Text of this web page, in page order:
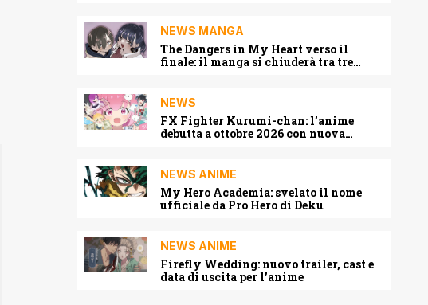
NEWS MANGA
The Dangers in My Heart verso il
finale: il manga si chiuderà tra tre
NEWS
FX Fighter Kurumi-chan: l’anime
debutta a ottobre 2026 con nuova
NEWS ANIME
My Hero Academia: svelato il nome
ufficiale da Pro Hero di Deku
NEWS ANIME
Firefly Wedding: nuovo trailer, cast e
data di uscita per l’anime